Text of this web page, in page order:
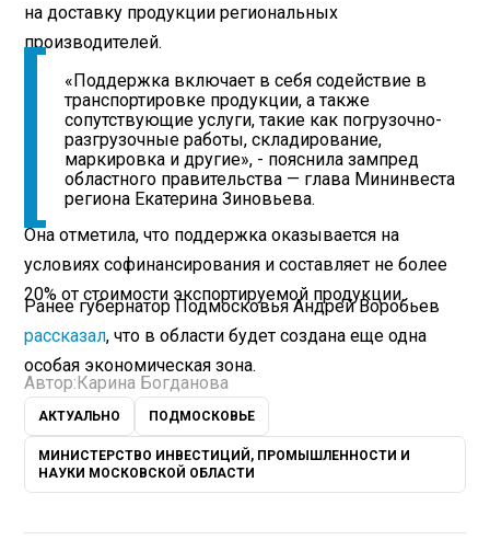
на доставку продукции региональных
производителей.
«Поддержка включает в себя содействие в
транспортировке продукции, а также
сопутствующие услуги, такие как погрузочно-
разгрузочные работы, складирование,
маркировка и другие», - пояснила зампред
областного правительства — глава Мининвеста
региона Екатерина Зиновьева.
Она отметила, что поддержка оказывается на
условиях софинансирования и составляет не более
20% от стоимости экспортируемой продукции.
Ранее губернатор Подмосковья Андрей Воробьев
рассказал, что в области будет создана еще одна
особая экономическая зона.
Автор: Карина Богданова
АКТУАЛЬНО ПОДМОСКОВЬЕ
МИНИСТЕРСТВО ИНВЕСТИЦИЙ, ПРОМЫШЛЕННОСТИ И
НАУКИ МОСКОВСКОЙ ОБЛАСТИ